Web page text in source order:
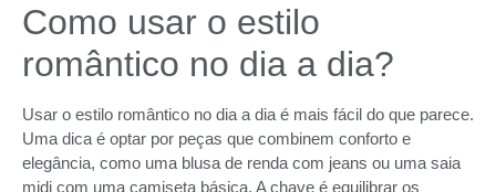
Como usar o estilo
romântico no dia a dia?
Usar o estilo romântico no dia a dia é mais fácil do que parece.
Uma dica é optar por peças que combinem conforto e
elegância, como uma blusa de renda com jeans ou uma saia
midi com uma camiseta básica. A chave é equilibrar os